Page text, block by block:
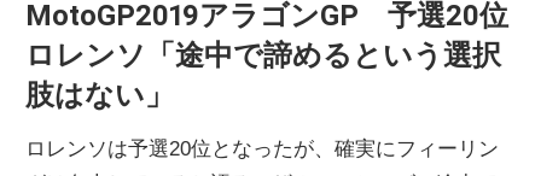
バ
MotoGP2019アラゴンGP 予選20位
ロレンソ「途中で諦めるという選択
肢はない」
ロレンソは予選20位となったが、確実にフィーリン